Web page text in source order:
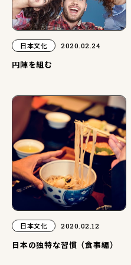
日本文化 2020.02.24
円陣を組む
日本文化 2020.02.12
日本の独特な習慣（食事編）